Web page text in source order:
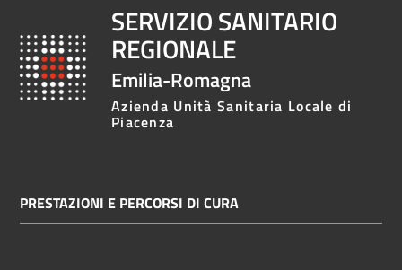
SERVIZIO SANITARIO
REGIONALE
Emilia-Romagna
Azienda Unità Sanitaria Locale di
Piacenza
PRESTAZIONI E PERCORSI DI CURA